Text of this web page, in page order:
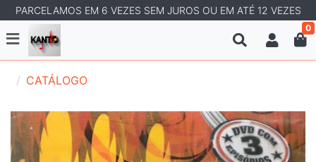
PARCELAMOS EM 6 VEZES SEM JUROS OU EM ATÉ 12 VEZES
0
CATÁLOGO